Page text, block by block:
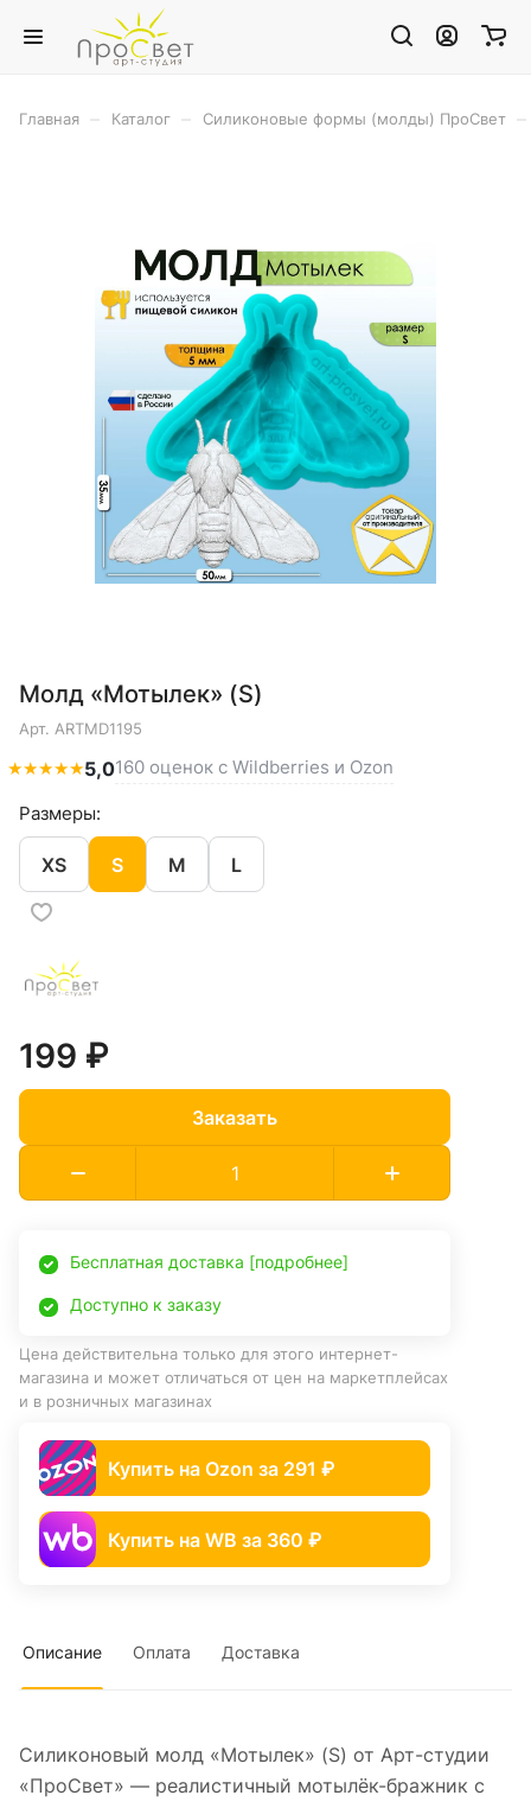
Главная Каталог Силиконовые формы (молды) ПроСвет
Молд «Мотылек» (S)
Арт. ARTMD1195
★★★★★5,0160 оценок с Wildberries и Ozon
Размеры:
XS S M L
199 ₽
Заказать
Бесплатная доставка [подробнее]
Доступно к заказу
Цена действительна только для этого интернет-
магазина и может отличаться от цен на маркетплейсах
и в розничных магазинах
Купить на Ozon за 291 ₽
Купить на WB за 360 ₽
Описание Оплата Доставка
Силиконовый молд «Мотылек» (S) от Арт-студии
«ПроСвет» — реалистичный мотылёк-бражник с